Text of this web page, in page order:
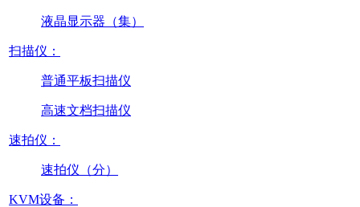
液晶显示器（集）
扫描仪：
普通平板扫描仪
高速文档扫描仪
速拍仪：
速拍仪（分）
KVM设备：